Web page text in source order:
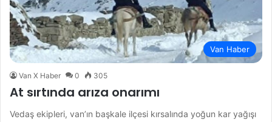
Van Haber
Van X Haber 0 305
At sırtında arıza onarımı
Vedaş ekipleri, van’ın başkale ilçesi kırsalında yoğun kar yağışı